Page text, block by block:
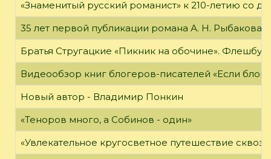
«Знаменитый русский романист» к 210-летию со
35 лет первой публикации романа А. Н. Рыбакова
Братья Стругацкие «Пикник на обочине».
Видеообзор книг блогеров-писателей «Если блог
Новый автор - Владимир Понкин
«Теноров много, а Собинов - один»
«Увлекательное кругосветное путешествие